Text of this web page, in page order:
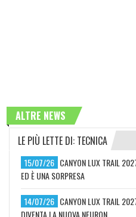
ALTRE NEWS
LE PIÙ LETTE DI: TECNICA
15/07/26 CANYON LUX TRAIL
ED È UNA SORPRESA
14/07/26 CANYON LUX TRAIL
DIVENTA LA NUOVA NEURON